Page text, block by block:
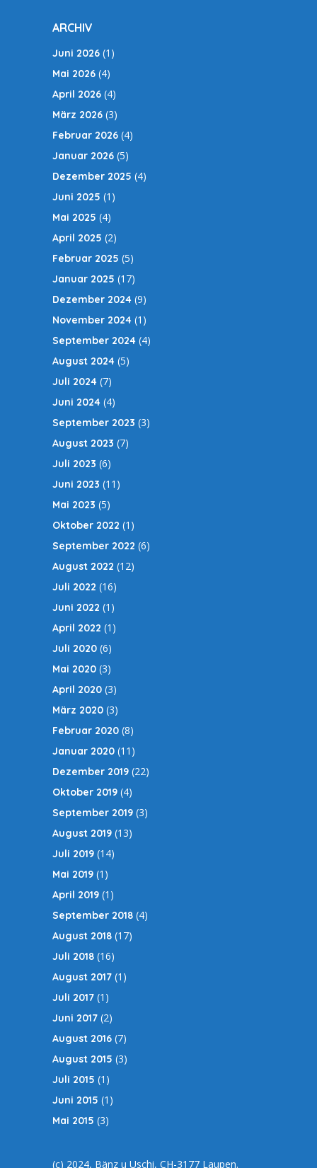
ARCHIV
Juni 2026 (1)
Mai 2026 (4)
April 2026 (4)
März 2026 (3)
Februar 2026 (4)
Januar 2026 (5)
Dezember 2025 (4)
Juni 2025 (1)
Mai 2025 (4)
April 2025 (2)
Februar 2025 (5)
Januar 2025 (17)
Dezember 2024 (9)
November 2024 (1)
September 2024 (4)
August 2024 (5)
Juli 2024 (7)
Juni 2024 (4)
September 2023 (3)
August 2023 (7)
Juli 2023 (6)
Juni 2023 (11)
Mai 2023 (5)
Oktober 2022 (1)
September 2022 (6)
August 2022 (12)
Juli 2022 (16)
Juni 2022 (1)
April 2022 (1)
Juli 2020 (6)
Mai 2020 (3)
April 2020 (3)
März 2020 (3)
Februar 2020 (8)
Januar 2020 (11)
Dezember 2019 (22)
Oktober 2019 (4)
September 2019 (3)
August 2019 (13)
Juli 2019 (14)
Mai 2019 (1)
April 2019 (1)
September 2018 (4)
August 2018 (17)
Juli 2018 (16)
August 2017 (1)
Juli 2017 (1)
Juni 2017 (2)
August 2016 (7)
August 2015 (3)
Juli 2015 (1)
Juni 2015 (1)
Mai 2015 (3)
(c) 2024, Bänz u Uschi, CH-3177 Laupen.